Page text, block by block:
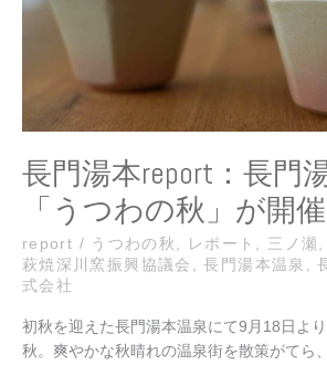
長門湯本report：長門
「うつわの秋」が開
report / うつわの秋 , レポート , 三ノ瀬
萩焼深川窯振興協議会 ,長門湯本温泉 ,
式会社
初秋を迎えた長門湯本温泉にて9月18日よ
秋。爽やかな秋晴れの温泉街を散策がてら
湯
つ
わ
の
秋」
開
催